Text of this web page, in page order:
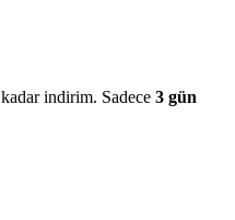
kadar indirim. Sadece 3 gün